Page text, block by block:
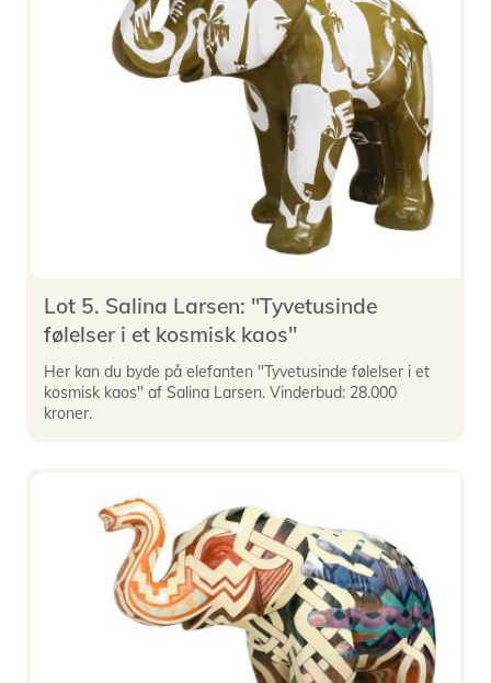
Lot 5. Salina Larsen: "Tyvetusinde
følelser i et kosmisk kaos"
Her kan du byde på elefanten "Tyvetusinde følelser i et
kosmisk kaos" af Salina Larsen. Vinderbud: 28.000
kroner.